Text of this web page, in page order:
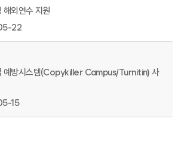
해외연수 지원
22
예방시스템(Copykiller Campus/Turnitin) 사
15